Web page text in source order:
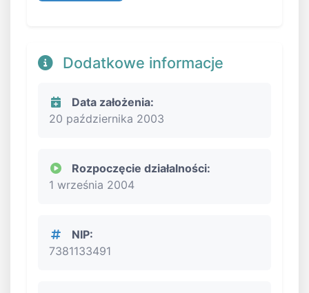
Dodatkowe informacje
Data założenia:
20 października 2003
Rozpoczęcie działalności:
1 września 2004
NIP:
7381133491